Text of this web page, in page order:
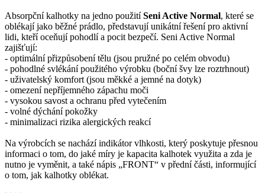
Absorpční kalhotky na jedno použitíSeni Active Normal, které se
oblékají jako běžné prádlo, představují unikátní řešení pro aktivní
lidi, kteří oceňují pohodlí a pocit bezpečí. Seni Active Normal
zajišťují:
- optimální přizpůsobení tělu (jsou pružné po celém obvodu)
- pohodlné svlékání použitého výrobku (boční švy lze roztrhnout)
- uživatelský komfort (jsou měkké a jemné na dotyk)
- omezení nepříjemného zápachu moči
- vysokou savost a ochranu před vytečením
- volné dýchání pokožky
- minimalizaci rizika alergických reakcí
Na výrobcích se nachází indikátor vlhkosti, který poskytuje přesnou
informaci o tom, do jaké míry je kapacita kalhotek využita a zda je
nutno je vyměnit, a také nápis „FRONT“ v přední části, informující
o tom, jak kalhotky oblékat.